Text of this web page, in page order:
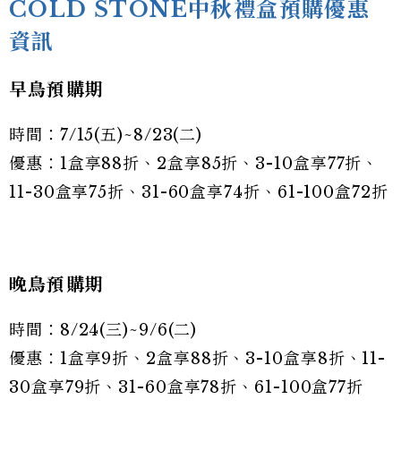
COLD STONE中秋禮盒預購優惠
資訊
早鳥預購期
時間：7/15(五)~8/23(二)
優惠：1盒享88折、2盒享85折、3-10盒享77折、
11-30盒享75折、31-60盒享74折、61-100盒72折
晚鳥預購期
時間：8/24(三)~9/6(二)
優惠：1盒享9折、2盒享88折、3-10盒享8折、11-
30盒享79折、31-60盒享78折、61-100盒77折